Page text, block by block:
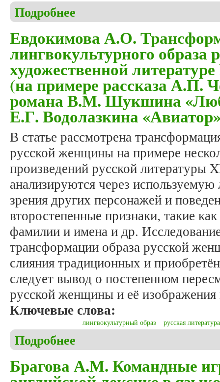
Подробнее
Евдокимова А.О.
лингвокультурного
художественной
(на примере рассказа А.П.
романа В.М. Шукшина
Е.Г. Водолазкина
В статье рассмотрена
русской женщины на примере
произведений русской литературы
анализируются через используемую
зрения других персонажей и
второстепенные признаки, такие
фамилии и имена и др.
трансформации образа русской
слияния традиционных и
следует вывод о постепенном
русской женщины и её изображения
Ключевые слова:
лингвокультурный образ русская литература
Подробнее
Брагова А.М. Командные